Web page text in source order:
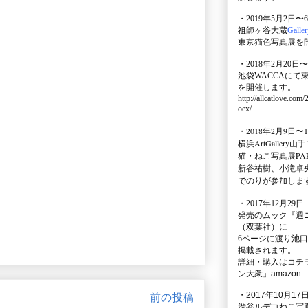
前の投稿
・2019年5月2日〜
祖師ヶ谷大蔵
東京猫色写真展を
・2018年2月20日
池袋WACCAにて
を開催します。
http://allcatlove.com/
oex/
・2018年2月9日〜
横浜ArtGallery山手
猫・ねこ写真展
新谷祐樹、小滝卓
でのりが参加しま
・ 2017年12月29日
発売のムック
『
（双葉社）に
6ページに渡り 池
掲載されます。
詳細・購入はコ
ン大衆」amazon
・2017年10月17